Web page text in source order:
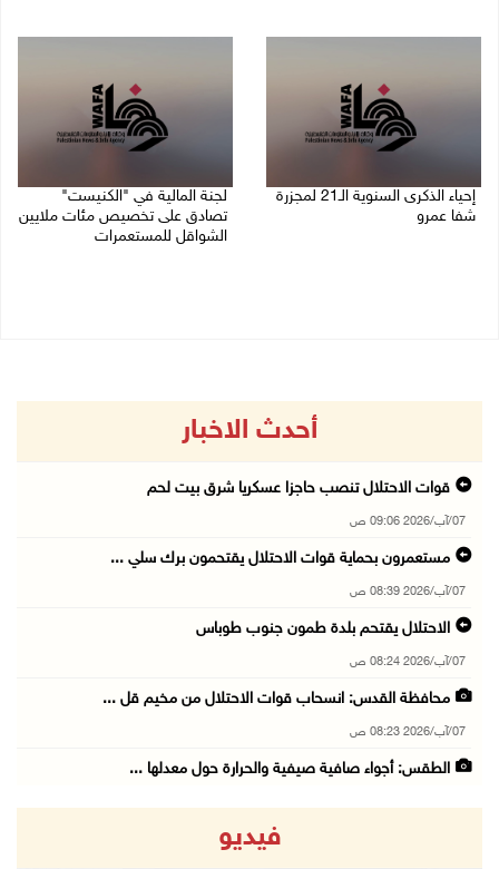
إحياء الذكرى السنوية الـ21 لمجزرة
شفا عمرو
لجنة المالية في "الكنيست"
تصادق على تخصيص مئات ملايين
الشواقل للمستعمرات
أحدث الاخبار
قوات الاحتلال تنصب حاجزا عسكريا شرق بيت لحم
07/آب/2026 09:06 ص
مستعمرون بحماية قوات الاحتلال يقتحمون برك سلي ...
07/آب/2026 08:39 ص
الاحتلال يقتحم بلدة طمون جنوب طوباس
07/آب/2026 08:24 ص
محافظة القدس: انسحاب قوات الاحتلال من مخيم قل ...
07/آب/2026 08:23 ص
الطقس: أجواء صافية صيفية والحرارة حول معدلها ...
تواصل انتهاكات الاحتلال والمستعمرين: اعتقالات ...
فيديو